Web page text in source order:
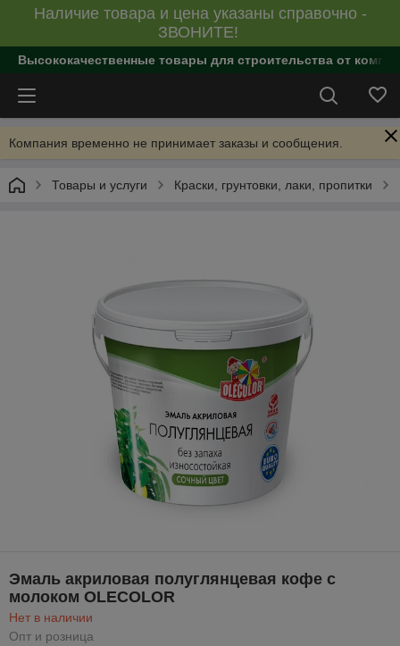
Наличие товара и цена указаны справочно -
ЗВОНИТЕ!
Высококачественные товары для строительства от
Компания временно не принимает заказы и сообщения.
Товары и услуги Краски, грунтовки, лаки, пропитки
Эмаль акриловая полуглянцевая кофе с
молоком OLECOLOR
Нет в наличии
Опт и розница